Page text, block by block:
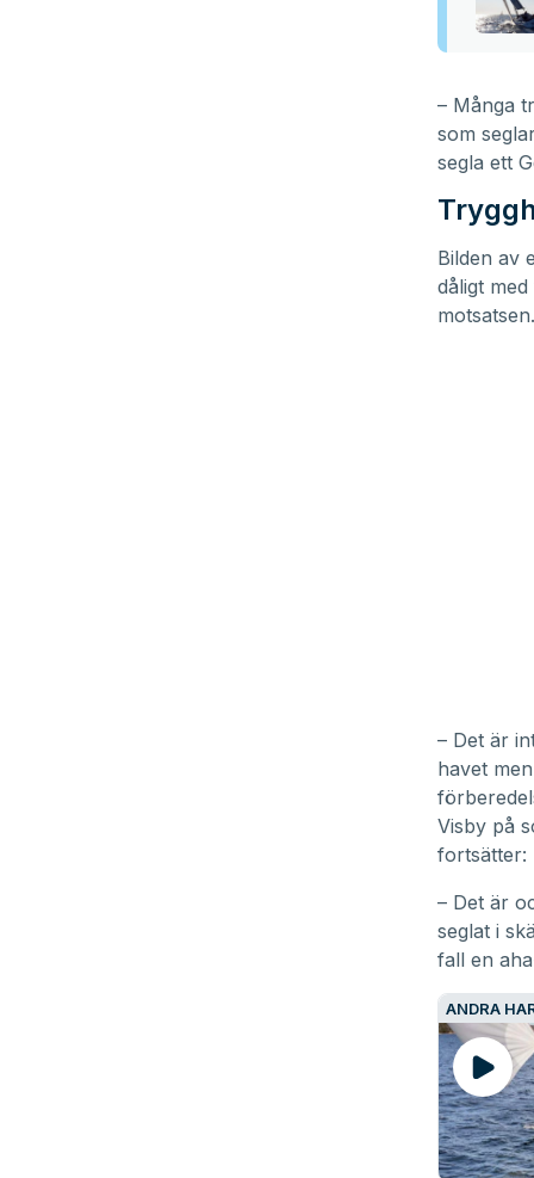
– Många
som
segla ett
Bilden av
dåligt
motsatsen.
– Det är
havet
Visby på
fortsätter:
– Det är
seglat i
fall en
ANDRA